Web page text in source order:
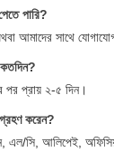
পারি?
আমাদের সাথে
পর প্রায় ২-৫ দিন।
করেন?
এল/সি, আলিপেই,